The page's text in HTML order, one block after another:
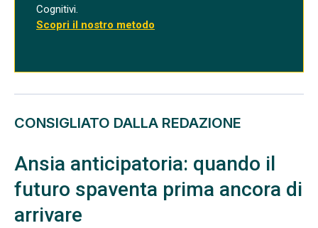
Cognitivi.
Scopri il nostro metodo
CONSIGLIATO DALLA REDAZIONE
Ansia anticipatoria: quando il
futuro spaventa prima ancora di
arrivare